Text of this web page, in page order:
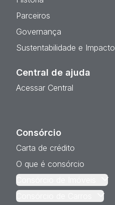
Parceiros
Governança
Sustentabilidade e Impacto
Central de ajuda
Acessar Central
Consórcio
Carta de crédito
O que é consórcio
Consórcio de Imóveis
Consórcio de Carros